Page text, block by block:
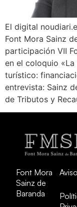
El digital
Font Mora Sainz
participación VII
en el coloquio
turístico:
entrevista: Sainz
de Tributos y
Font Mora
Sainz de
Baranda